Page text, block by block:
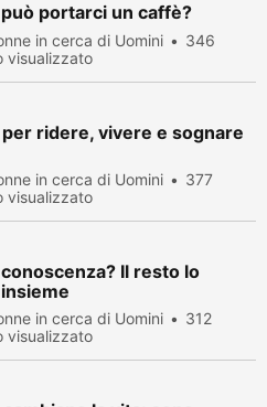
portarci un caffè?
in cerca di Uomini
346
visualizzato
ridere, vivere e sognare
in cerca di Uomini
377
visualizzato
Il resto lo
in cerca di Uomini
312
visualizzato